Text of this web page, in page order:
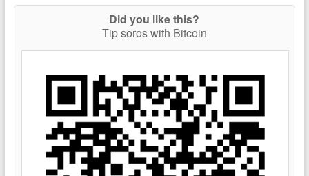
Did you like this?
Tip soros with Bitcoin